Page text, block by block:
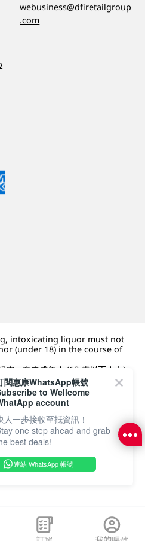
webusiness@dfiretailgroup
.com
intoxicating liquor must not
(under 18) in the course of
中，向未成年人 (18 歲以下人士)
售集團
The Dairy Farm Company
閱惠康WhatsApp帳號
to Wellcome
account
人一步接收至抵資訊！
one step ahead and grab
best deals!
連結 WhatsApp 帳號